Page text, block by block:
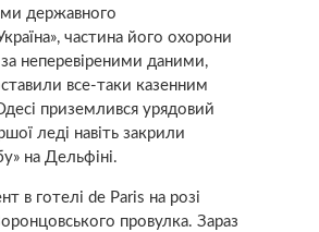
державного
частина його охорони
неперевіреними даними,
все-таки казенним
приземлився урядовий
леді навіть закрили
на Дельфіні.
в готелі de Paris на розі
провулка. Зараз